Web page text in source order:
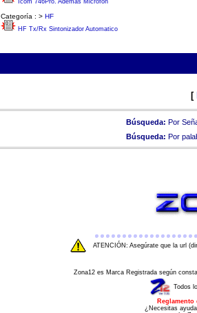
Icom 746Pro. Además Micrófon
Categoría : > HF
HF Tx/Rx Sintonizador Automatico
[
Búsqueda: Por
Búsqueda: Por
ATENCIÓN: Asegúrate que la url
Zona12 es Marca Registrada según
Todos
¿Necesitas